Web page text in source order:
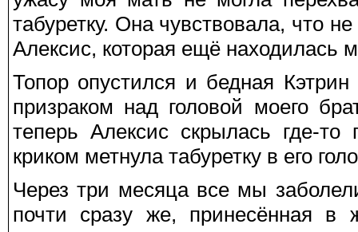
табуретку. Она чувствовала, что
Алексис, которая ещё находилась
Топор опустился и бедная
призраком над головой моего
теперь Алексис скрылась где-
криком метнула табуретку в его
Через три месяца все мы
почти сразу же, принесённая в